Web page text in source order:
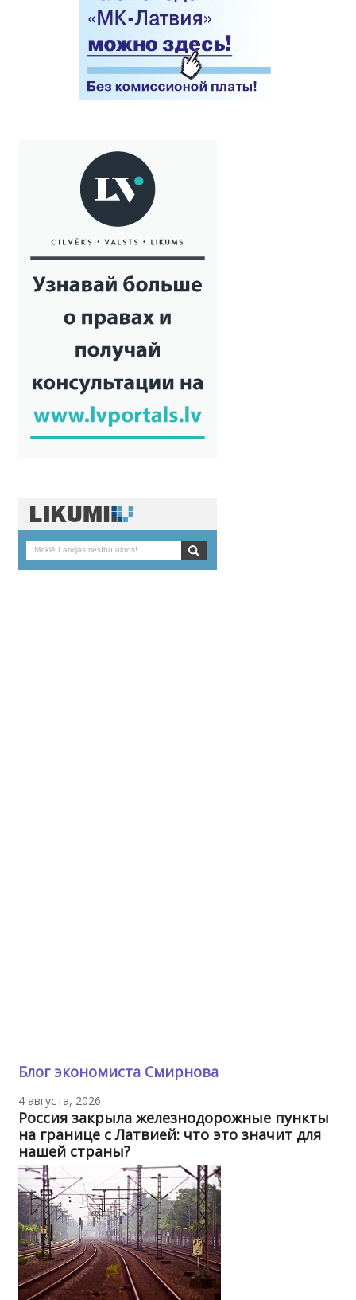
Блог экономиста Смирнова
4 августа, 2026
Россия закрыла железнодорожные пункты
на границе с Латвией: что это значит для
нашей страны?